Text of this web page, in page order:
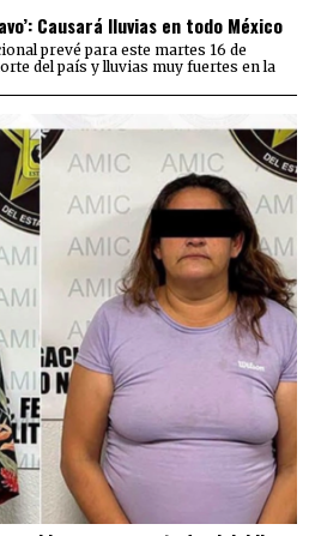
Causará lluvias en todo México
prevé para este martes 16 de
del país y lluvias muy fuertes en la